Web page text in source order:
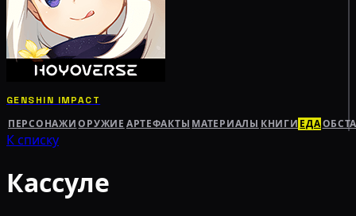
GENSHIN IMPACT
ПЕРСОНАЖИ ОРУЖИЕ АРТЕФАКТЫ МАТЕРИАЛЫ КНИГИ ЕДА
К списку
Кассуле